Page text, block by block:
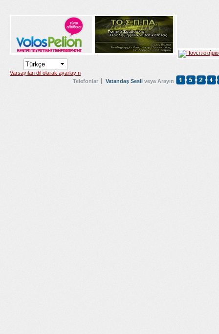
Varsayılan dil olarak ayarlayın
Telefonlar
Vatandaş Sesli veya Arayın